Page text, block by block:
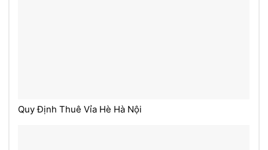
Quy Định Thuê Vỉa Hè Hà Nội